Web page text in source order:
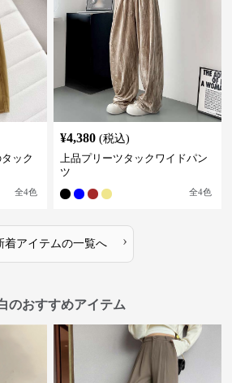
ック
全4色
¥4,380 (税込)
上品プリーツタックワイドパン
ツ
全4色
着アイテムの一覧へ ›
のおすすめアイテム